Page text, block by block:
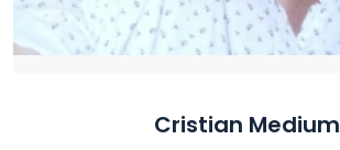
Cristian Medium